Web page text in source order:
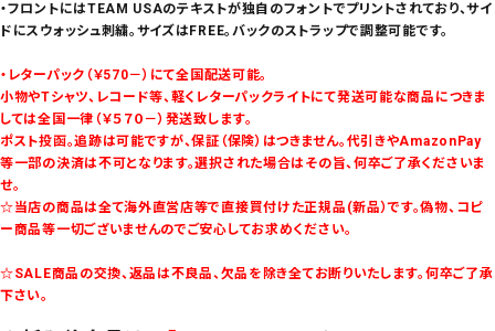
・フロントにはTEAM USAのテキストが独自のフォントでプリントされており、サイ
ドにスウォッシュ刺繍。サイズはFREE。バックのストラップで調整可能です。
・レターパック（￥570－）にて全国配送可能。
小物やTシャツ、レコード等、軽くレターパックライトにて発送可能な商品につきま
しては全国一律（￥５７０－）発送致します。
ポスト投函。追跡は可能ですが、保証（保険）はつきません。代引きやAmazonPay
等一部の決済は不可となります。選択された場合はその旨、何卒ご了承くださいま
せ。
☆当店の商品は全て海外直営店等で直接買付けた正規品(新品）です。偽物、コピ
ー商品等一切ございませんのでご安心してお求めください。
☆SALE商品の交換、返品は不良品、欠品を除き全てお断りいたします。何卒ご了承
下さい。